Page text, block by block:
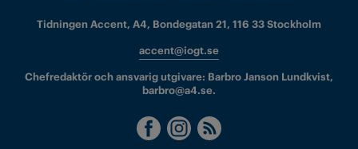
Tidningen Accent, A4, Bondegatan 21, 116 33 Stockholm
accent@iogt.se
Chefredaktör och ansvarig utgivare: Barbro Janson Lundkvist,
barbro@a4.se.